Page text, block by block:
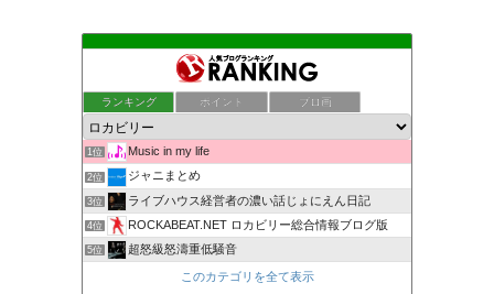
ランキング ポイント ブロ画
1位 Music in my life
2位 ジャニまとめ
3位 ライブハウス経営者の濃い話じょにえん日記
4位 ROCKABEAT.NET ロカビリー総合情報ブログ版
5位 超怒級怒濤重低騒音
このカテゴリを全て表示